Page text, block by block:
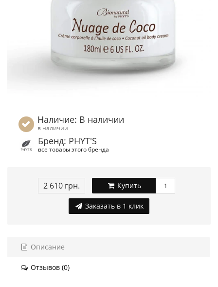
Наличие: В наличии
в наличии
Бренд: PHYT'S
все товары этого бренда
2 610 грн. Купить
Заказать в 1 клик
Описание
Отзывов (0)